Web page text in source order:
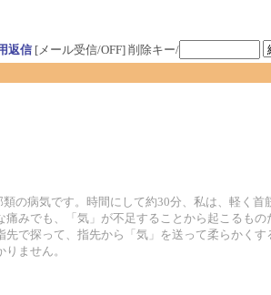
返信[メール受信/OFF] 削除キー/
の病気です。時間にして約30分、私は、軽く首
みでも、「気」が不足することから起こるもの
で探って、指先から「気」を送って柔らかくす
ません。